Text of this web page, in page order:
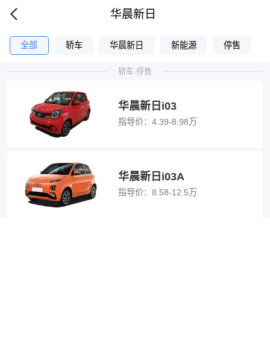
华晨新日
全部 轿车 华晨新日 新能源 停售
轿车·停售
华晨新日i03
指导价： 4.39-8.98万
华晨新日i03A
指导价： 8.58-12.5万